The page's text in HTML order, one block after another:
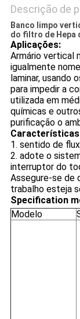
Descrição de
Banco limpo
do filtro de Hepa
Aplicações:
Armário vertical
igualmente
laminar, usando
para impedir a
utilizada em
químicas e
purificação o
1. sentido de
2. adote o
interruptor do
Assegure-se de
trabalho esteja
Specification
Modelo